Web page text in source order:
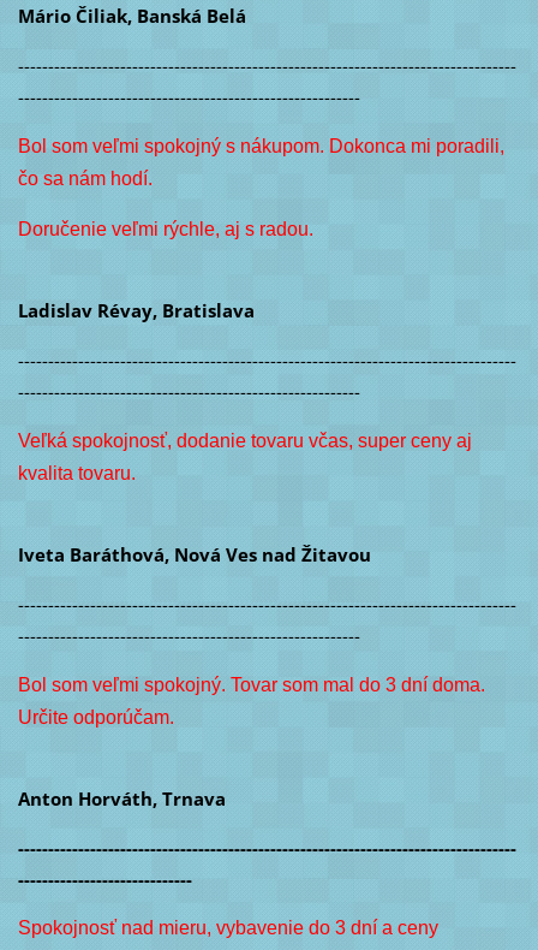
Mário Čiliak, Banská Belá
-----------------------------------------------------------------------------------
---------------------------------------------------------
Bol som veľmi spokojný s nákupom. Dokonca mi poradili,
čo sa nám hodí.
Doručenie veľmi rýchle, aj s radou.
Ladislav Révay, Bratislava
-----------------------------------------------------------------------------------
---------------------------------------------------------
Veľká spokojnosť, dodanie tovaru včas, super ceny aj
kvalita tovaru.
Iveta Baráthová, Nová Ves nad Žitavou
-----------------------------------------------------------------------------------
---------------------------------------------------------
Bol som veľmi spokojný. Tovar som mal do 3 dní doma.
Určite odporúčam.
Anton Horváth, Trnava
-----------------------------------------------------------------------------------
-----------------------------
Spokojnosť nad mieru, vybavenie do 3 dní a ceny